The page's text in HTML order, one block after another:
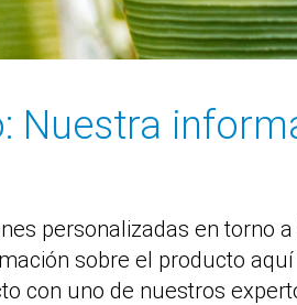
: Nuestra
personalizadas en torno a
sobre el producto
con uno de nuestros